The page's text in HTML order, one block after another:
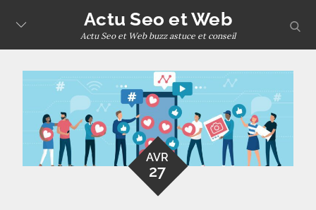
content
Actu Seo et Web
Actu Seo et Web buzz astuce et conseil
AVR
27